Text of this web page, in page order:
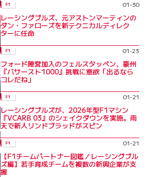
F1 01-30
レーシングブルズ、元アストンマーティンの
ダン・ファローズを新テクニカルディレク
ターに任命
F1 01-23
フォード陣営加入のフェルスタッペン、豪州
『バサースト1000』挑戦に意欲「出るなら
コレだね」
F1 01-21
レーシングブルズが、2026年型F1マシン
『VCARB 03』のシェイクダウンを実施。雨
天で新人リンドブラッドがスピン
F1 01-21
【F1チームパートナー図鑑／レーシングブル
ズ編】若手育成チームを複数の新興企業が支
援